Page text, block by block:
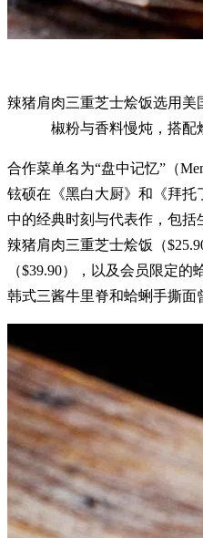
辣猪肩肉三重芝士烩饭选用
椒粉与香料慢炖，搭配
合作菜单名为“盘中记忆”（
铉硕在《黑白大厨》和《拜托
中的经典时刻与代表作，包括
辣猪肩肉三重芝士烩饭（
（$39.90），以及会员限定的
韩式三酱牛里脊和蛤蜊手撕面